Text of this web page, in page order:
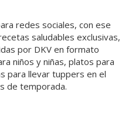
redes sociales, con ese
saludables exclusivas,
por DKV en formato
niños y niñas, platos para
para llevar tuppers en el
de temporada.